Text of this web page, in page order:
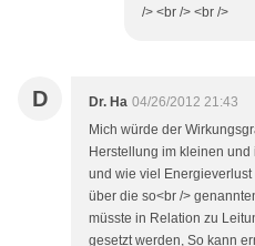
/> <br /> <br />
D Dr. Ha 04/26/2012 21:43
Mich würde der
Herstellung im kleinen
und wie viel
über die so<br />
müsste in Relation zu
gesetzt werden, So kann